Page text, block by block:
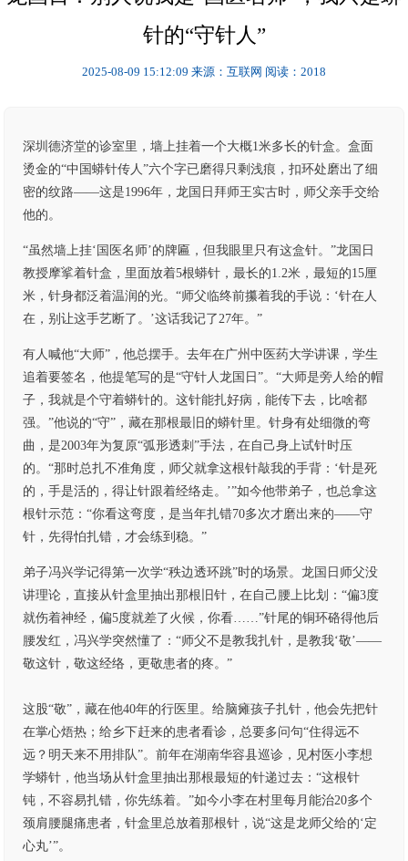
针的“守针人”
2025-08-09 15:12:09 来源：互联网 阅读：2018
深圳德济堂的诊室里，墙上挂着一个大概1米多长的针盒。盒面
烫金的“中国蟒针传人”六个字已磨得只剩浅痕，扣环处磨出了细
密的纹路——这是1996年，龙国日拜师王实古时，师父亲手交给
他的。
“虽然墙上挂‘国医名师’的牌匾，但我眼里只有这盒针。”龙国日
教授摩挲着针盒，里面放着5根蟒针，最长的1.2米，最短的15厘
米，针身都泛着温润的光。“师父临终前攥着我的手说：‘针在人
在，别让这手艺断了。’这话我记了27年。”
有人喊他“大师”，他总摆手。去年在广州中医药大学讲课，学生
追着要签名，他提笔写的是“守针人龙国日”。“大师是旁人给的帽
子，我就是个守着蟒针的。这针能扎好病，能传下去，比啥都
强。”他说的“守”，藏在那根最旧的蟒针里。针身有处细微的弯
曲，是2003年为复原“弧形透刺”手法，在自己身上试针时压
的。“那时总扎不准角度，师父就拿这根针敲我的手背：‘针是死
的，手是活的，得让针跟着经络走。’”如今他带弟子，也总拿这
根针示范：“你看这弯度，是当年扎错70多次才磨出来的——守
针，先得怕扎错，才会练到稳。”
弟子冯兴学记得第一次学“秩边透环跳”时的场景。龙国日师父没
讲理论，直接从针盒里抽出那根旧针，在自己腰上比划：“偏3度
就伤着神经，偏5度就差了火候，你看……”针尾的铜环硌得他后
腰发红，冯兴学突然懂了：“师父不是教我扎针，是教我‘敬’——
敬这针，敬这经络，更敬患者的疼。”
这股“敬”，藏在他40年的行医里。给脑瘫孩子扎针，他会先把针
在掌心焐热；给乡下赶来的患者看诊，总要多问句“住得远不
远？明天来不用排队”。前年在湖南华容县巡诊，见村医小李想
学蟒针，他当场从针盒里抽出那根最短的针递过去：“这根针
钝，不容易扎错，你先练着。”如今小李在村里每月能治20多个
颈肩腰腿痛患者，针盒里总放着那根针，说“这是龙师父给的‘定
心丸’”。